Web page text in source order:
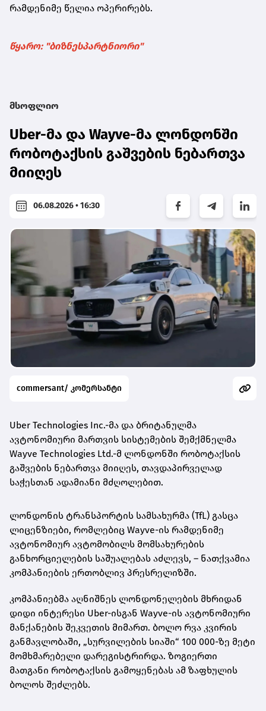
რამდენიმე წელია ოპერირებს.
წყარო: "ბიზნესპარტნიორი"
მსოფლიო
Uber-მა და Wayve-მა ლონდონში
რობოტაქსის გაშვების ნებართვა
მიიღეს
06.08.2026 • 16:30
commersant/ კომერსანტი
Uber Technologies Inc.-მა და ბრიტანულმა
ავტონომიური მართვის სისტემების შემქმნელმა
Wayve Technologies Ltd.-მ ლონდონში რობოტაქსის
გაშვების ნებართვა მიიღეს, თავდაპირველად
საჭესთან ადამიანი მძღოლებით.
ლონდონის ტრანსპორტის სამსახურმა (TfL) გასცა
ლიცენზიები, რომლებიც Wayve-ის რამდენიმე
ავტონომიურ ავტომობილს მომსახურების
განხორციელების საშუალებას აძლევს, – ნათქვამია
კომპანიების ერთობლივ პრესრელიზში.
კომპანიებმა აღნიშნეს ლონდონელების მხრიდან
დიდი ინტერესი Uber-ისგან Wayve-ის ავტონომიური
მანქანების შეკვეთის მიმართ. ბოლო რვა კვირის
განმავლობაში, „სურვილების სიაში“ 100 000-ზე მეტი
მომხმარებელი დარეგისტრირდა. ზოგიერთი
მათგანი რობოტაქსის გამოყენებას ამ ზაფხულის
ბოლოს შეძლებს.